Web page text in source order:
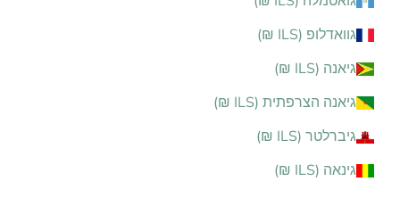
גוואדלופ (ILS ₪)
גיאנה (ILS ₪)
גיאנה הצרפתית (ILS ₪)
גיברלטר (ILS ₪)
גינאה (ILS ₪)